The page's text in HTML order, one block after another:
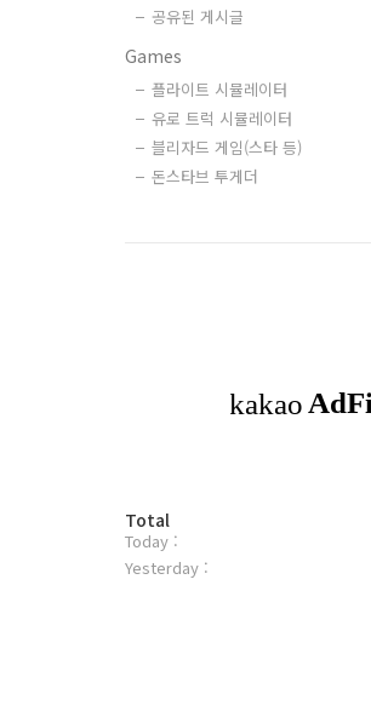
공유된 게시글
Games
플라이트 시뮬레이터
유로 트럭 시뮬레이터
블리자드 게임(스타 등)
돈스타브 투게더
방
문
자
Total
Today :
Yesterday :